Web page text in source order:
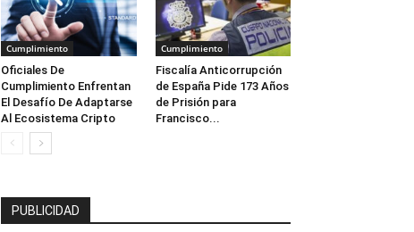
Cumplimiento
Oficiales De
Cumplimiento Enfrentan
El Desafío De Adaptarse
Al Ecosistema Cripto
Cumplimiento
Fiscalía Anticorrupción
de España Pide 173 Años
de Prisión para
Francisco...
PUBLICIDAD